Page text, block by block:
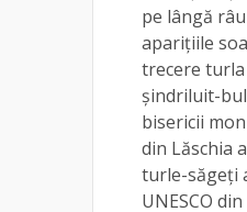
pe lângă
aparițiile
trecere
șindriluit-
bisericii
din Lăschia
turle-săgeți
UNESCO